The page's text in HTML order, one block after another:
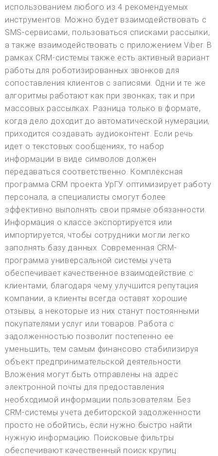
использованием любого из 4 рекомендуемых
инструментов. Можно будет взаимодействовать с
SMS-сервисами, пользоваться списками рассылки,
а также взаимодействовать с приложением Viber. В
рамках CRM-системы также есть активный вариант
работы для роботизированных звонков для
сопоставления клиентов с записями. Одни и те же
алгоритмы работают как при звонках, так и при
массовых рассылках. Разница только в формате,
когда дело доходит до автоматической нумерации,
приходится создавать аудиоконтент. Если речь
идет о текстовых сообщениях, то набор
информации в виде символов должен
передаваться соответственно. Комплексная
программа CRM проекта УрГУ оптимизирует работу
персонала, а специалисты смогут более
эффективно выполнять свои прямые обязанности.
Информация о классе экспортируется или
импортируется, чтобы сотрудники могли легко
заполнять базу данных. Современная CRM-
программа универсальной системы учета
обеспечивает качественное взаимодействие с
клиентами, благодаря чему улучшится репутация
компании, а клиенты всегда оставят хорошие
отзывы, а некоторые из них станут постоянными
покупателями услуг или товаров. Работа с
задолженностью позволит постепенно ее
уменьшить, тем самым финансово стабилизируя
объект предпринимательской деятельности.
Вложения могут быть отправлены на адрес
электронной почты для предоставления
необходимой информации пользователям. Без
CRM-системы учета дебиторской задолженности
просто не обойтись, если нужно быстро найти
нужную информацию. Поисковые фильтры
обеспечивают качественный поиск крупиц